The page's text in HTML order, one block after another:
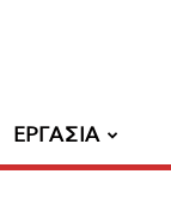
ΕΡΓΑΣΙΑ